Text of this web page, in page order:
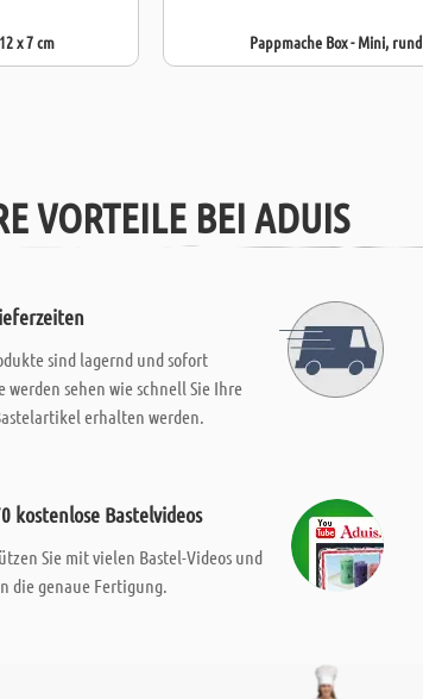
x 7 cm Pappmache Box - Mini, rund
VORTEILE BEI ADUIS
sind lagernd und sofort
werden sehen wie schnell Sie Ihre
erhalten werden.
kostenlose Bastelvideos
Sie mit vielen Bastel-Videos und
die genaue Fertigung.